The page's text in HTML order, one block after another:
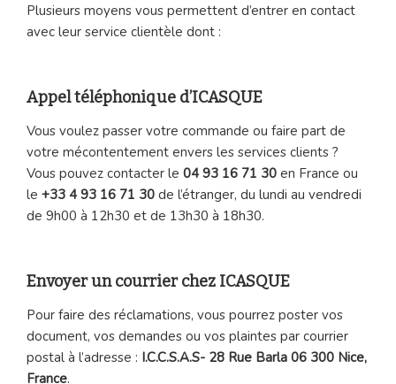
Plusieurs moyens vous permettent d’entrer en contact
avec leur service clientèle dont :
Appel téléphonique d’ICASQUE
Vous voulez passer votre commande ou faire part de
votre mécontentement envers les services clients ?
Vous pouvez contacter le 04 93 16 71 30 en France ou
le +33 4 93 16 71 30 de l’étranger, du lundi au vendredi
de 9h00 à 12h30 et de 13h30 à 18h30.
Envoyer un courrier chez ICASQUE
Pour faire des réclamations, vous pourrez poster vos
document, vos demandes ou vos plaintes par courrier
postal à l’adresse : I.C.C.S.A.S- 28 Rue Barla 06 300 Nice,
France.